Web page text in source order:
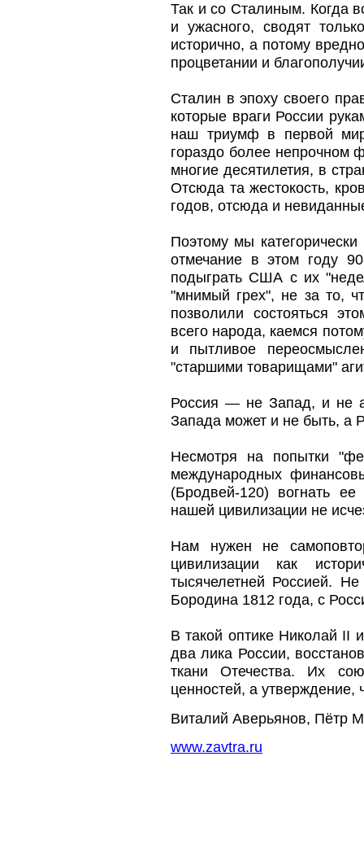
Так и со Сталиным. Когда
и ужасного, сводят
исторично, а потому
процветании и
Сталин в эпоху своего
которые враги России
наш триумф в первой
гораздо более непрочном
многие десятилетия, в
Отсюда та жестокость,
годов, отсюда и
Поэтому мы
отмечание в этом году
подыграть США с их
"мнимый грех", не за то,
позволили состояться
всего народа, каемся
и пытливое
"старшими товарищами"
Россия — не Запад, и не
Запада может и не быть, а
Несмотря на попытки
международных
(Бродвей-120) вогнать
нашей цивилизации не
Нам нужен не
цивилизации как
тысячелетней Россией.
Бородина 1812 года, с
В такой оптике Николай II
два лика России,
ткани Отечества. Их
ценностей, а
Виталий Аверьянов, Пётр
www.zavtra.ru